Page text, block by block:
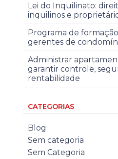
Lei do Inquilinato:
inquilinos e
Programa de
gerentes de
Administrar
garantir controle,
rentabilidade
CATEGORIAS
Blog
Sem categoria
Sem Categoria